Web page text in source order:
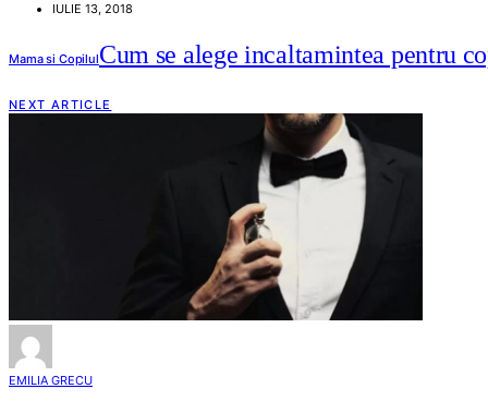
IULIE 13, 2018
Mama si CopilulCum se alege incaltamintea pentru
NEXT ARTICLE
EMILIA GRECU